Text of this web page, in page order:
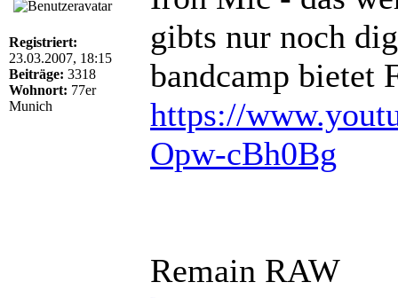
Registriert:
23.03.2007, 18:15
Beiträge: 3318
Wohnort: 77er
Munich
gibts nur noch
bandcamp bietet
https://
Opw-cBh0Bg
Remain RAW